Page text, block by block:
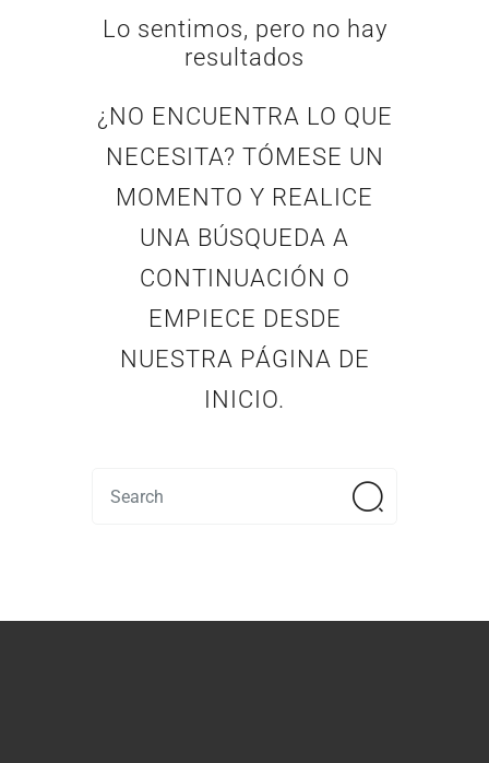
Lo sentimos, pero no hay
resultados
¿NO ENCUENTRA LO QUE
NECESITA? TÓMESE UN
MOMENTO Y REALICE
UNA BÚSQUEDA A
CONTINUACIÓN O
EMPIECE DESDE
NUESTRA PÁGINA DE
INICIO.